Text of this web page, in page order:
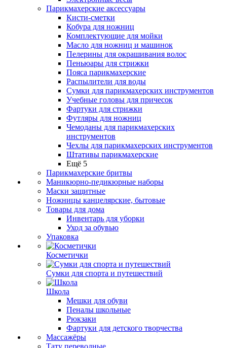
Парикмахерские аксессуары
Кисти-сметки
Кобура для ножниц
Комплектующие для мойки
Масло для ножниц и машинок
Пелерины для окрашивания волос
Пеньюары для стрижки
Пояса парикмахерские
Распылители для воды
Сумки для парикмахерских инструментов
Учебные головы для причесок
Фартуки для стрижки
Футляры для ножниц
Чемоданы для парикмахерских
инструментов
Чехлы для парикмахерских инструментов
Штативы парикмахерские
Ещё 5
Парикмахерские бритвы
Маникюрно-педикюрные наборы
Маски защитные
Ножницы канцелярские, бытовые
Товары для дома
Инвентарь для уборки
Уход за обувью
Упаковка
Косметички
Сумки для спорта и путешествий
Школа
Мешки для обуви
Пеналы школьные
Рюкзаки
Фартуки для детского творчества
Массажёры
Тату переводные